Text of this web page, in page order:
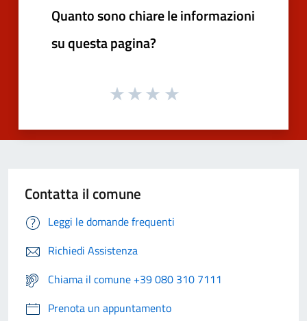
Quanto sono chiare le informazioni
su questa pagina?
Contatta il comune
Leggi le domande frequenti
Richiedi Assistenza
Chiama il comune +39 080 310 7111
Prenota un appuntamento